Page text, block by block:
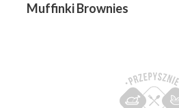
Muffinki Brownies